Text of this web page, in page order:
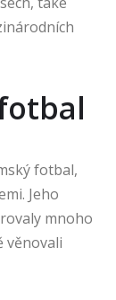
fotbal,
Jeho
mnoho
věnovali